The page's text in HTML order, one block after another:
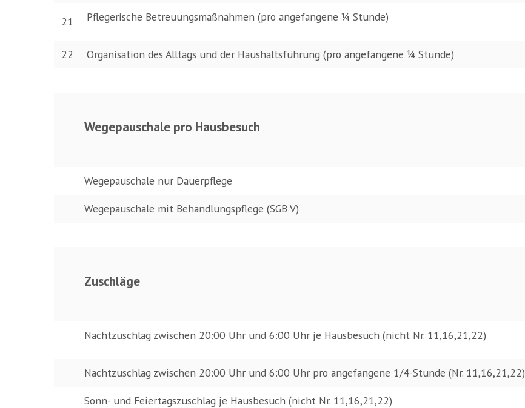
21 Pflegerische Betreuungsmaßnahmen(pro angefangene 1⁄4 Stunde)
22 Organisation des Alltags und der Haushaltsführung(pro angefangene 1⁄4 Stunde)
Wegepauschale pro Hausbesuch
Wegepauschale nur Dauerpflege
Wegepauschale mit Behandlungspflege (SGB V)
Zuschläge
Nachtzuschlag zwischen 20:00 Uhr und 6:00 Uhr je Hausbesuch (nicht Nr. 11,16,21,22)
Nachtzuschlag zwischen 20:00 Uhr und 6:00 Uhr pro angefangene 1/4-Stunde (Nr. 11,16,21,22)
Sonn- und Feiertagszuschlag je Hausbesuch (nicht Nr. 11,16,21,22)